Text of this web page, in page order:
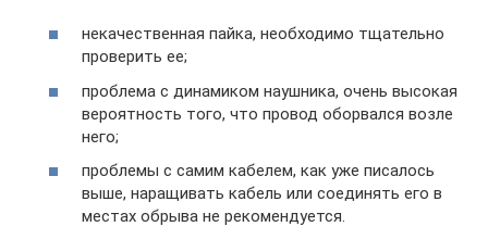
некачественная пайка, необходимо тщательно
проверить ее;
проблема с динамиком наушника, очень высокая
вероятность того, что провод оборвался возле
него;
проблемы с самим кабелем, как уже писалось
выше, наращивать кабель или соединять его в
местах обрыва не рекомендуется.